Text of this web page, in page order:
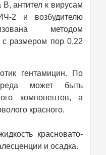
В, антител к вирусам
2 и возбудителю
методом
размером пор 0,22
гентамицин. По
может быть
компонентов, а
красного.
красновато-
и осадка.